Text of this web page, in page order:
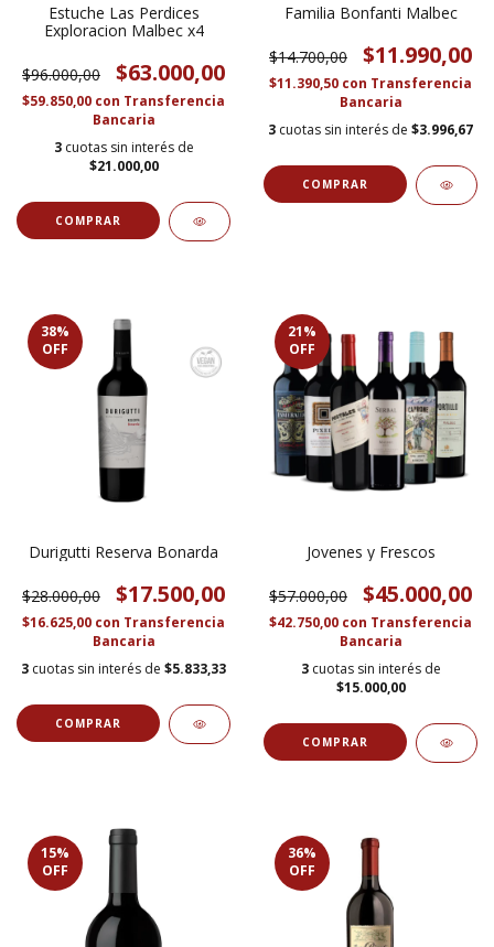
Estuche Las Perdices
Exploracion Malbec x4
$96.000,00 $63.000,00
$59.850,00 con Transferencia
Bancaria
3 cuotas sin interés de
$21.000,00
Familia Bonfanti Malbec
$14.700,00 $11.990,00
$11.390,50 con Transferencia
Bancaria
3 cuotas sin interés de $3.996,67
38%
OFF
Durigutti Reserva Bonarda
$28.000,00 $17.500,00
$16.625,00 con Transferencia
Bancaria
3 cuotas sin interés de $5.833,33
21%
OFF
Jovenes y Frescos
$57.000,00 $45.000,00
$42.750,00 con Transferencia
Bancaria
3 cuotas sin interés de
$15.000,00
15%
OFF
36%
OFF